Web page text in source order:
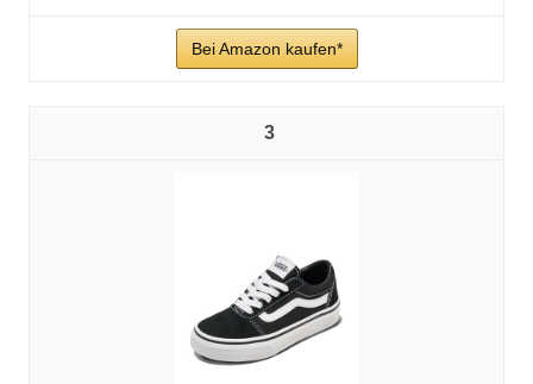
Bei Amazon kaufen*
3